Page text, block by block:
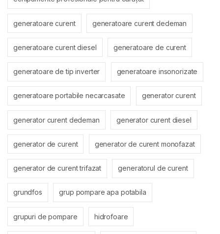
generatoare curent generatoare curent dedeman
generatoare curent diesel generatoare de curent
generatoare de tip inverter generatoare insonorizate
generatoare portabile necarcasate generator curent
generator curent dedeman generator curent diesel
generator de curent generator de curent monofazat
generator de curent trifazat generatorul de curent
grundfos grup pompare apa potabila
grupuri de pompare hidrofoare